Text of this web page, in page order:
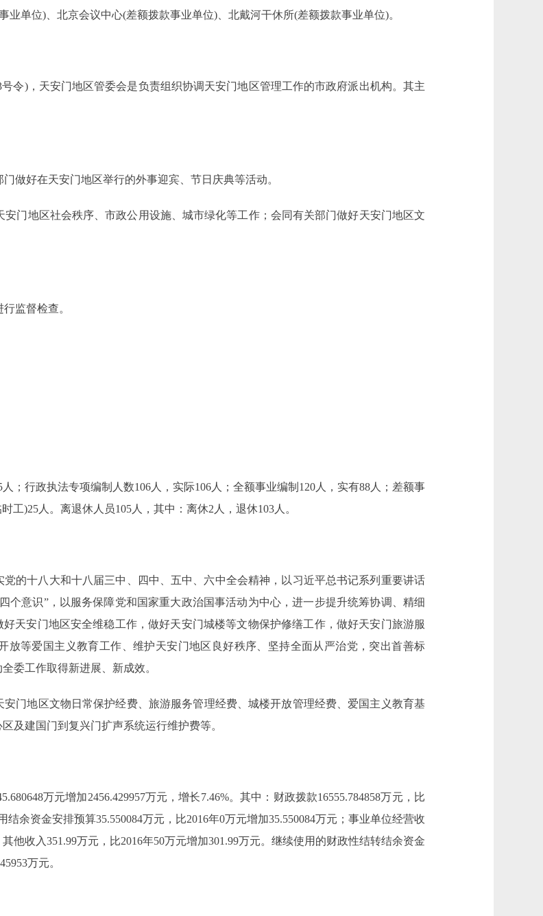
单位)、北京会议中心(差额拨款事业单位)、北戴河干休所(差额拨款事业单位)。
)，天安门地区管委会是负责组织协调天安门地区管理工作的市政府派出机构。其主
好在天安门地区举行的外事迎宾、节日庆典等活动。
地区社会秩序、市政公用设施、城市绿化等工作；会同有关部门做好天安门地区文
监督检查。
行政执法专项编制人数106人，实际106人；全额事业编制120人，实有88人；差额事
工)25人。离退休人员105人，其中：离休2人，退休103人。
十八大和十八届三中、四中、五中、六中全会精神，以习近平总书记系列重要讲话
个意识”，以服务保障党和国家重大政治国事活动为中心，进一步提升统筹协调、精细
天安门地区安全维稳工作，做好天安门城楼等文物保护修缮工作，做好天安门旅游服
放等爱国主义教育工作、维护天安门地区良好秩序、坚持全面从严治党，突出首善标
委工作取得新进展、新成效。
地区文物日常保护经费、旅游服务管理经费、城楼开放管理经费、爱国主义教育基
及建国门到复兴门扩声系统运行维护费等。
万元增加2456.429957万元，增长7.46%。其中：财政拨款16555.784858万元，比
结余资金安排预算35.550084万元，比2016年0万元增加35.550084万元；事业单位经营收
他收入351.99万元，比2016年50万元增加301.99万元。继续使用的财政性结转结余资金
万元。